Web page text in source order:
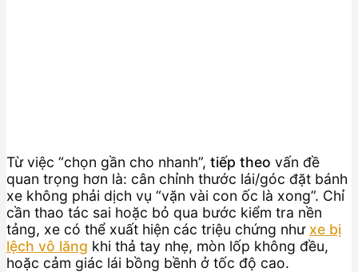
Từ việc “chọn gần cho nhanh”, tiếp theo vấn đề
quan trọng hơn là: cân chỉnh thước lái/góc đặt bánh
xe không phải dịch vụ “vặn vài con ốc là xong”. Chỉ
cần thao tác sai hoặc bỏ qua bước kiểm tra nền
tảng, xe có thể xuất hiện các triệu chứng như xe bị
lệch vô lăng khi thả tay nhẹ, mòn lốp không đều,
hoặc cảm giác lái bồng bềnh ở tốc độ cao.